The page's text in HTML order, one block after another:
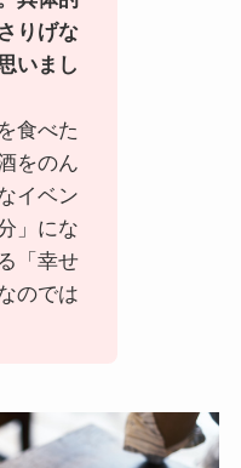
りげな
いまし
食べた
をのん
イベン
」にな
「幸せ
のでは